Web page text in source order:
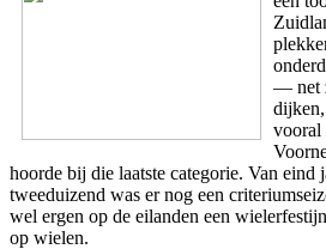
— net
vooral
hoorde bij die laatste categorie. Van eind
tweeduizend was er nog een
wel ergen op de eilanden een
op wielen.